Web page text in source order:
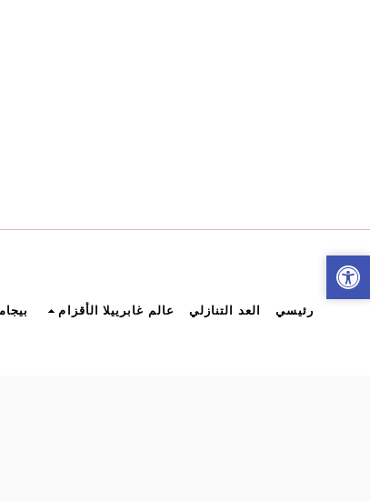
رئيسي العد التنازلي عالم غابرييلا الأقزام